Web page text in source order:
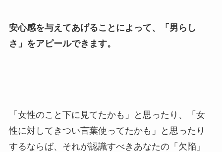
安心感を与えてあげることによって、「男らし
さ」をアピールできます。
「女性のこと下に見てたかも」と思ったり、「女
性に対してきつい言葉使ってたかも」と思ったり
するならば、それが認識すべきあなたの「欠陥」